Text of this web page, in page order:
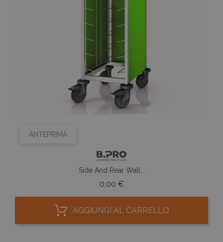
ANTEPRIMA
Side And Rear Wall...
0,00 €Prezzo
AGGIUNGI AL CARRELLO